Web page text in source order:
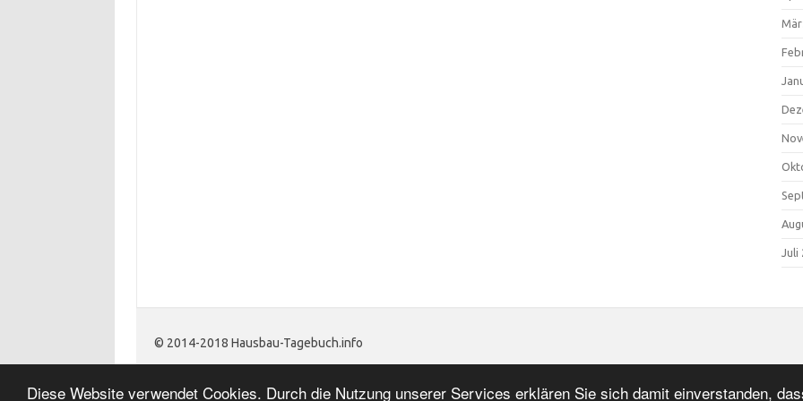
Diese Website verwendet Cookies. Durch die Nutzung unserer Services erklären Sie sich damit einverstanden,
Juli
© 2014-2018 Hausbau-Tagebuch.info